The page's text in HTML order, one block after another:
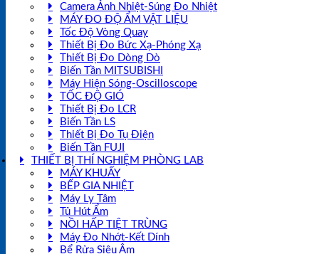
Camera Ảnh Nhiệt-Súng Đo Nhiệt
MÁY ĐO ĐỘ ẨM VẬT LIỆU
Tốc Độ Vòng Quay
Thiết Bị Đo Bức Xạ-Phóng Xạ
Thiết Bị Đo Dòng Dò
Biến Tần MITSUBISHI
Máy Hiện Sóng-Oscilloscope
TỐC ĐỘ GIÓ
Thiết Bị Đo LCR
Biến Tần LS
Thiết Bị Đo Tụ Điện
Biến Tần FUJI
THIẾT BỊ THÍ NGHIỆM PHÒNG LAB
MÁY KHUẤY
BẾP GIA NHIỆT
Máy Ly Tâm
Tủ Hút Ẩm
NỒI HẤP TIỆT TRÙNG
Máy Đo Nhớt-Kết Dính
Bể Rửa Siêu Âm